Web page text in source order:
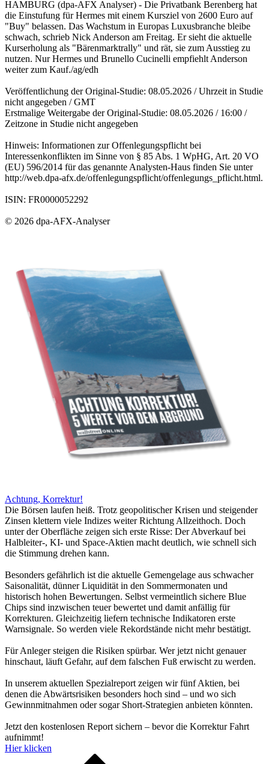
HAMBURG (dpa-AFX Analyser) - Die Privatbank Berenberg hat
die Einstufung für Hermes mit einem Kursziel von 2600 Euro auf
"Buy" belassen. Das Wachstum in Europas Luxusbranche bleibe
schwach, schrieb Nick Anderson am Freitag. Er sieht die aktuelle
Kurserholung als "Bärenmarktrally" und rät, sie zum Ausstieg zu
nutzen. Nur Hermes und Brunello Cucinelli empfiehlt Anderson
weiter zum Kauf./ag/edh
Veröffentlichung der Original-Studie: 08.05.2026 / Uhrzeit in Studie
nicht angegeben / GMT
Erstmalige Weitergabe der Original-Studie: 08.05.2026 / 16:00 /
Zeitzone in Studie nicht angegeben
Hinweis: Informationen zur Offenlegungspflicht bei
Interessenkonflikten im Sinne von § 85 Abs. 1 WpHG, Art. 20 VO
(EU) 596/2014 für das genannte Analysten-Haus finden Sie unter
http://web.dpa-afx.de/offenlegungspflicht/offenlegungs_pflicht.html.
ISIN: FR0000052292
© 2026 dpa-AFX-Analyser
Achtung, Korrektur!
Die Börsen laufen heiß. Trotz geopolitischer Krisen und steigender
Zinsen klettern viele Indizes weiter Richtung Allzeithoch. Doch
unter der Oberfläche zeigen sich erste Risse: Der Abverkauf bei
Halbleiter-, KI- und Space-Aktien macht deutlich, wie schnell sich
die Stimmung drehen kann.
Besonders gefährlich ist die aktuelle Gemengelage aus schwacher
Saisonalität, dünner Liquidität in den Sommermonaten und
historisch hohen Bewertungen. Selbst vermeintlich sichere Blue
Chips sind inzwischen teuer bewertet und damit anfällig für
Korrekturen. Gleichzeitig liefern technische Indikatoren erste
Warnsignale. So werden viele Rekordstände nicht mehr bestätigt.
Für Anleger steigen die Risiken spürbar. Wer jetzt nicht genauer
hinschaut, läuft Gefahr, auf dem falschen Fuß erwischt zu werden.
In unserem aktuellen Spezialreport zeigen wir fünf Aktien, bei
denen die Abwärtsrisiken besonders hoch sind – und wo sich
Gewinnmitnahmen oder sogar Short-Strategien anbieten könnten.
Jetzt den kostenlosen Report sichern – bevor die Korrektur Fahrt
aufnimmt!
Hier klicken